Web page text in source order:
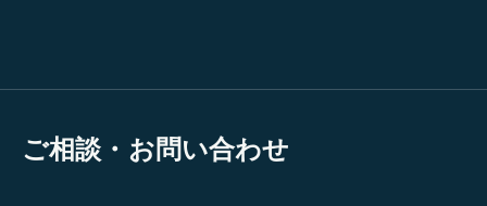
ご相談・お問い合わせ